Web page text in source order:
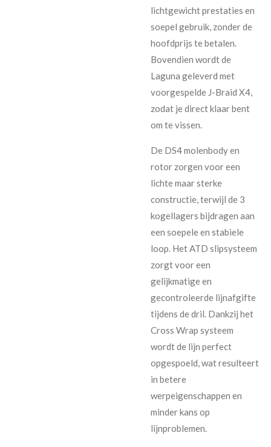
lichtgewicht prestaties en
soepel gebruik, zonder de
hoofdprijs te betalen.
Bovendien wordt de
Laguna geleverd met
voorgespelde J-Braid X4,
zodat je direct klaar bent
om te vissen.
De DS4 molenbody en
rotor zorgen voor een
lichte maar sterke
constructie, terwijl de 3
kogellagers bijdragen aan
een soepele en stabiele
loop. Het ATD slipsysteem
zorgt voor een
gelijkmatige en
gecontroleerde lijnafgifte
tijdens de dril. Dankzij het
Cross Wrap systeem
wordt de lijn perfect
opgespoeld, wat resulteert
in betere
werpeigenschappen en
minder kans op
lijnproblemen.